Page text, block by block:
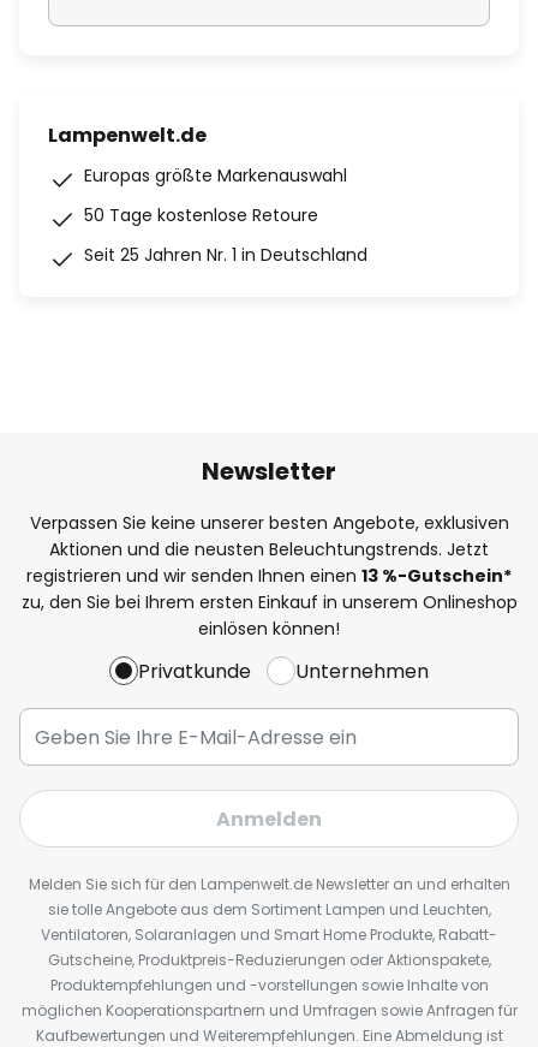
Lampenwelt.de
Europas größte Markenauswahl
50 Tage kostenlose Retoure
Seit 25 Jahren Nr. 1 in Deutschland
Newsletter
Verpassen Sie keine unserer besten Angebote, exklusiven
Aktionen und die neusten Beleuchtungstrends. Jetzt
registrieren und wir senden Ihnen einen 13 %-Gutschein*
zu, den Sie bei Ihrem ersten Einkauf in unserem Onlineshop
einlösen können!
Privatkunde Unternehmen
Anmelden
Melden Sie sich für den Lampenwelt.de Newsletter an und erhalten
sie tolle Angebote aus dem Sortiment Lampen und Leuchten,
Ventilatoren, Solaranlagen und Smart Home Produkte, Rabatt-
Gutscheine, Produktpreis-Reduzierungen oder Aktionspakete,
Produktempfehlungen und -vorstellungen sowie Inhalte von
möglichen Kooperationspartnern und Umfragen sowie Anfragen für
Kaufbewertungen und Weiterempfehlungen. Eine Abmeldung ist